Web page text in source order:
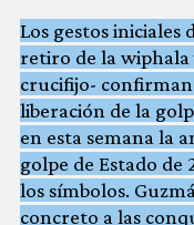
Los gestos iniciales
retiro de la wiphala
crucifijo- confirman
liberación de la
en esta semana la
golpe de Estado de
los símbolos.
concreto a las